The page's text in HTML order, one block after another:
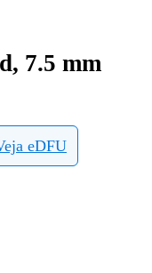
7.5 mm
eDFU